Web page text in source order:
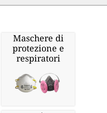
Maschere di
protezione e
respiratori